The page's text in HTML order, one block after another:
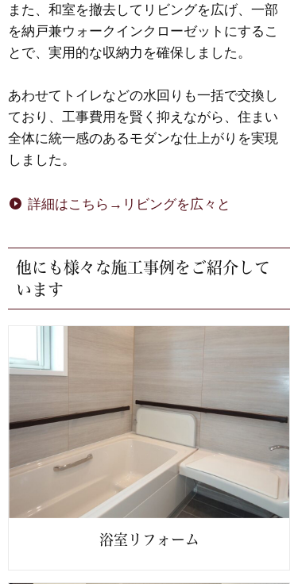
また、和室を撤去してリビングを広げ、一部
を納戸兼ウォークインクローゼットにするこ
とで、実用的な収納力を確保しました。
あわせてトイレなどの水回りも一括で交換し
ており、工事費用を賢く抑えながら、住まい
全体に統一感のあるモダンな仕上がりを実現
しました。
詳細はこちら→リビングを広々と
他にも様々な施工事例をご紹介して
います
浴室リフォーム